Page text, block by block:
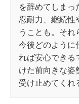
を辞めてしまっ
忍耐力、継続性
うことも。それ
今後どのように
れば安心できる
けた前向きな姿
受け止めてくれ